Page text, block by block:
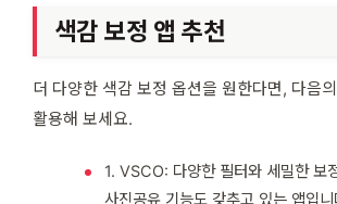
색감 보정 앱 추천
더 다양한 색감 보정 옵션을 원한다면, 다음
활용해 보세요.
1. VSCO: 다양한 필터와 세밀한 보